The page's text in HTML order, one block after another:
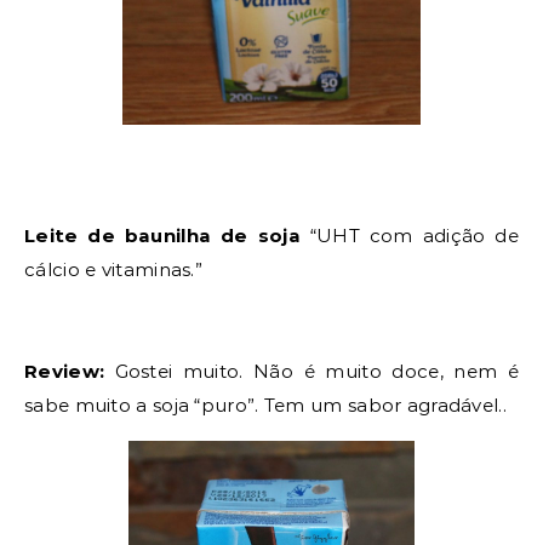
Leite de baunilha de soja “UHT com adição de
cálcio e vitaminas.”
Review: Gostei muito. Não é muito doce, nem é
sabe muito a soja “puro”. Tem um sabor agradável..